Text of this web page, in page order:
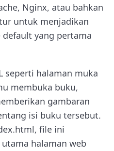
Nginx, atau bahkan
untuk menjadikan
yang pertama
seperti halaman muka
membuka buku,
gambaran
isi buku tersebut.
file ini
halaman web